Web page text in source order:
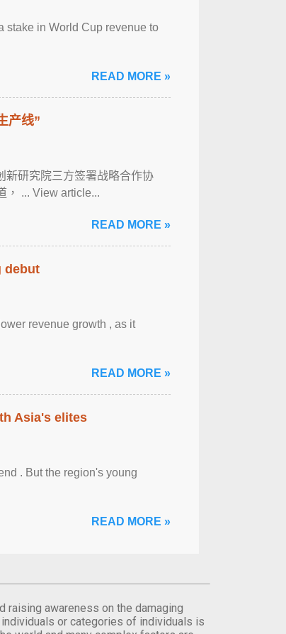
stake in World Cup revenue to
READ MORE »
产线”
新研究院三方签署战略合作协
， ... View article...
READ MORE »
debut
revenue growth , as it
READ MORE »
Asia's elites
. But the region's young
READ MORE »
raising awareness on the damaging
or categories of individuals is